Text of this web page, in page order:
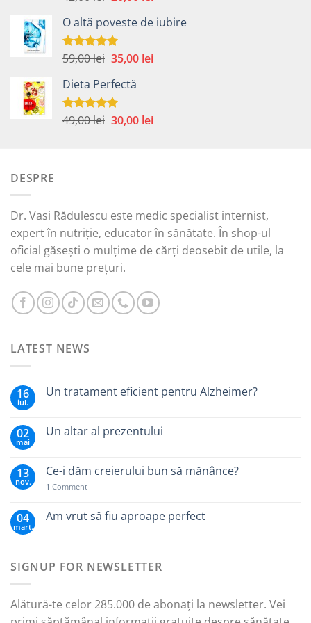
a
fost:
42,00 lei.
este:
O altă poveste de iubire
Evaluat la
59,00lei Prețul
a
fost:
59,00 lei.
35,00 leiPrețul
Dieta Perfectă
Evaluat la
49,00lei Prețul
30,00 leiPrețul
DESPRE
Dr. Vasi Rădulescu este medic specialist internist,
expert în nutriție, educator în sănătate. În shop-ul
oficial găsești o mulțime de cărți deosebit de utile, la
cele mai bune prețuri.
LATEST NEWS
16
iul.
Un tratament eficient pentru Alzheimer?
02
mai
Un altar al prezentului
13
nov.
Ce-i dăm creierului bun să mănânce?
1 Comment
04
mart.
Am vrut să fiu aproape perfect
SIGNUP FOR NEWSLETTER
Alătură-te celor 285.000 de abonați la newsletter. Vei